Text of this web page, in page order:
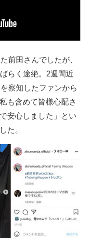
前田さんでしたが、
らく途絶。2週間近
察知したファンから
も含めて皆様心配さ
安心しました」とい
た。